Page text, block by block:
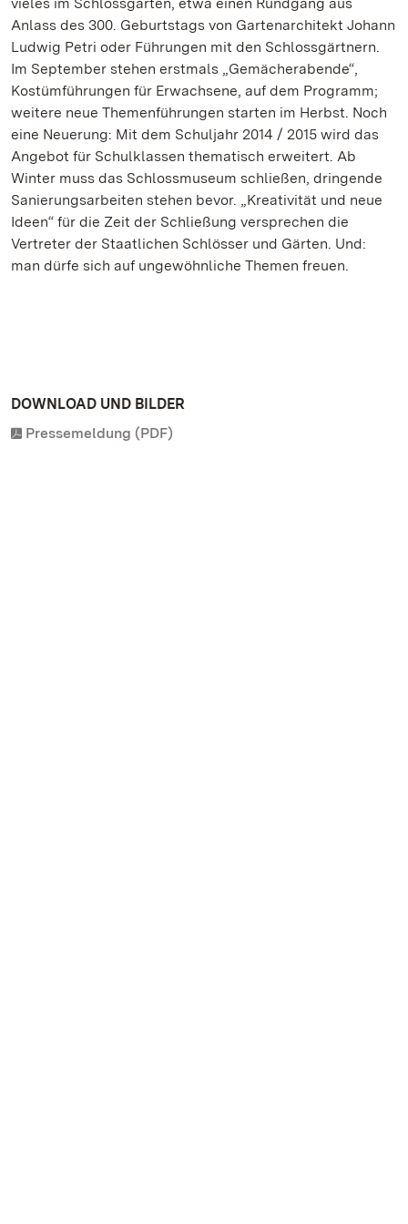
Anlass des 300. Geburtstags von Gartenarchitekt Johann
Ludwig Petri oder Führungen mit den Schlossgärtnern.
Im September stehen erstmals „Gemächerabende“,
Kostümführungen für Erwachsene, auf dem Programm;
weitere neue Themenführungen starten im Herbst. Noch
eine Neuerung: Mit dem Schuljahr 2014 / 2015 wird das
Angebot für Schulklassen thematisch erweitert. Ab
Winter muss das Schlossmuseum schließen, dringende
Sanierungsarbeiten stehen bevor. „Kreativität und neue
Ideen“ für die Zeit der Schließung versprechen die
Vertreter der Staatlichen Schlösser und Gärten. Und:
man dürfe sich auf ungewöhnliche Themen freuen.
DOWNLOAD UND BILDER
Pressemeldung (PDF)